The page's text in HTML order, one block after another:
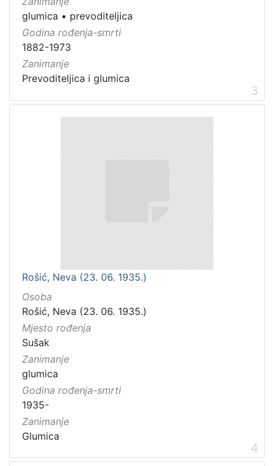
glumica • prevoditeljica
Godina rođenja-smrti
1882-1973
Zanimanje
Prevoditeljica i glumica
3
Rošić, Neva (23. 06. 1935.)
Osoba
Rošić, Neva (23. 06. 1935.)
Mjesto rođenja
Sušak
Zanimanje
glumica
Godina rođenja-smrti
1935-
Zanimanje
Glumica
4